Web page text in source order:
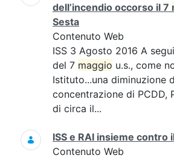
dell’incendio occorso il 7
Sesta
Contenuto Web
ISS 3 Agosto 2016 A
del 7 maggio u.s., come
Istituto...una diminuzione
concentrazione di PCDD,
di circa il...
ISS e RAI insieme contro
Contenuto Web